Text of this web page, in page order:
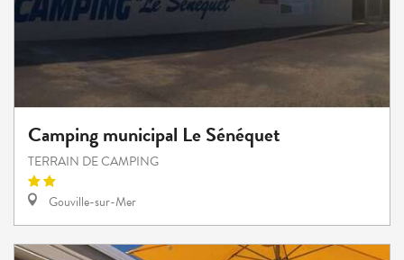
Camping municipal Le Sénéquet
TERRAIN DE CAMPING
Gouville-sur-Mer